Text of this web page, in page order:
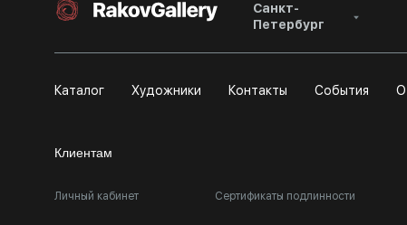
Санкт-
Петербург
Каталог Художники Контакты События О
Клиентам
Личный кабинет Сертификаты подлинности